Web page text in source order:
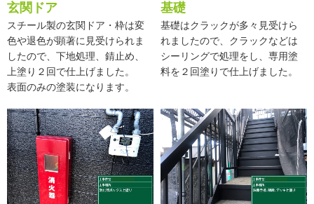
玄関ドア
スチール製の玄関ドア・枠は変
色や退色が顕著に見受けられま
したので、下地処理、錆止め、
上塗り２回で仕上げました。
表面のみの塗装になります。
基礎
基礎はクラックが多々見受けら
れましたので、クラックなどは
シーリングで処理をし、専用塗
料を２回塗りで仕上げました。